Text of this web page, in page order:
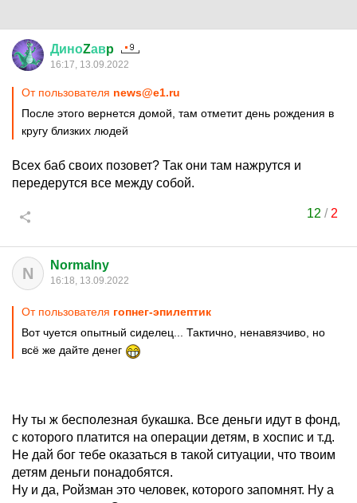
ДиноZавp
16:17, 13.09.2022
От пользователя news@e1.ru
После этого вернется домой, там отметит день рождения в
кругу близких людей
Всех баб своих позовет? Так они там нажрутся и
передерутся все между собой.
12 / 2
N Normalny
16:18, 13.09.2022
От пользователя гопнег-эпилептик
Вот чуется опытный сиделец... Тактично, ненавязчиво, но
всё же дайте денег
Ну ты ж бесполезная букашка. Все деньги идут в фонд,
с которого платится на операции детям, в хоспис и т.д.
Не дай бог тебе оказаться в такой ситуации, что твоим
детям деньги понадобятся.
Ну и да, Ройзман это человек, которого запомнят. Ну а